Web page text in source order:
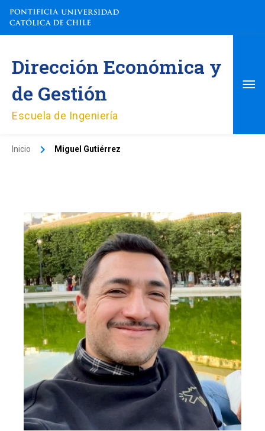
contenido
Dirección Económica y
de Gestión
Escuela de Ingeniería
Inicio Miguel Gutiérrez